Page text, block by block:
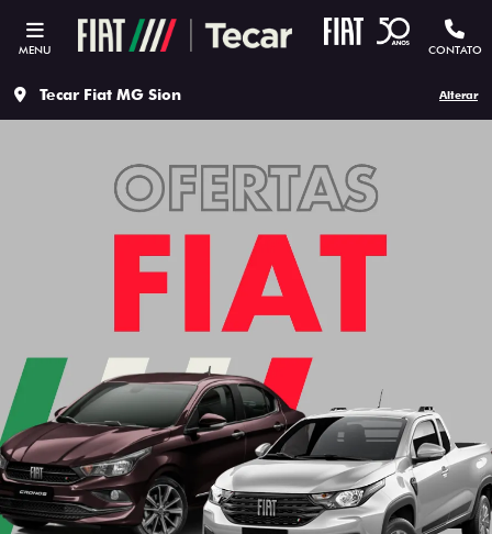
MENU CONTATO
Tecar Fiat MG Sion Alterar